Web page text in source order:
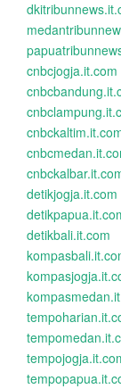
cnbcjogja.it.com
detikjogja.it.com
detikbali.it.com